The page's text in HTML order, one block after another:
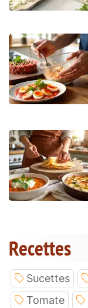
Recettes
Sucettes
Tomate